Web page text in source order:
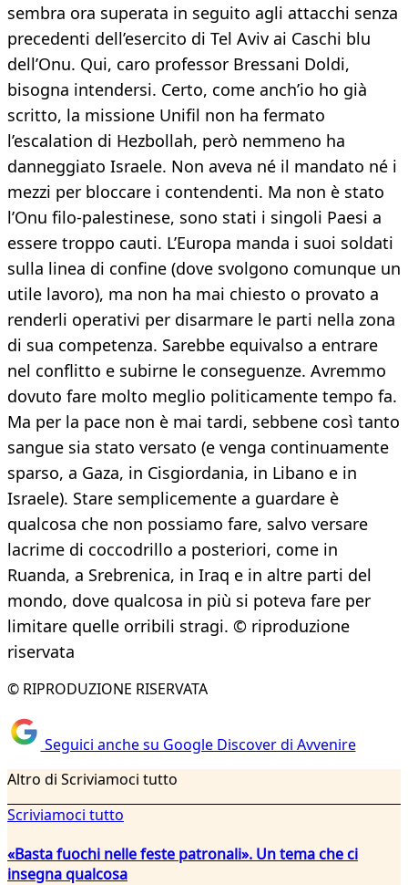
sembra ora superata in seguito agli attacchi senza
precedenti dell’esercito di Tel Aviv ai Caschi blu
dell’Onu. Qui, caro professor Bressani Doldi,
bisogna intendersi. Certo, come anch’io ho già
scritto, la missione Unifil non ha fermato
l’escalation di Hezbollah, però nemmeno ha
danneggiato Israele. Non aveva né il mandato né i
mezzi per bloccare i contendenti. Ma non è stato
l’Onu filo-palestinese, sono stati i singoli Paesi a
essere troppo cauti. L’Europa manda i suoi soldati
sulla linea di confine (dove svolgono comunque un
utile lavoro), ma non ha mai chiesto o provato a
renderli operativi per disarmare le parti nella zona
di sua competenza. Sarebbe equivalso a entrare
nel conflitto e subirne le conseguenze. Avremmo
dovuto fare molto meglio politicamente tempo fa.
Ma per la pace non è mai tardi, sebbene così tanto
sangue sia stato versato (e venga continuamente
sparso, a Gaza, in Cisgiordania, in Libano e in
Israele). Stare semplicemente a guardare è
qualcosa che non possiamo fare, salvo versare
lacrime di coccodrillo a posteriori, come in
Ruanda, a Srebrenica, in Iraq e in altre parti del
mondo, dove qualcosa in più si poteva fare per
limitare quelle orribili stragi. © riproduzione
riservata
© RIPRODUZIONE RISERVATA
Seguici anche su Google Discover di Avvenire
Altro di Scriviamoci tutto
Scriviamoci tutto
«Basta fuochi nelle feste patronali». Un tema che ci
insegna qualcosa